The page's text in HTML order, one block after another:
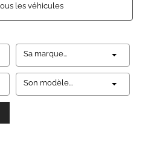
les véhicules
Sa marque...
Son modèle...